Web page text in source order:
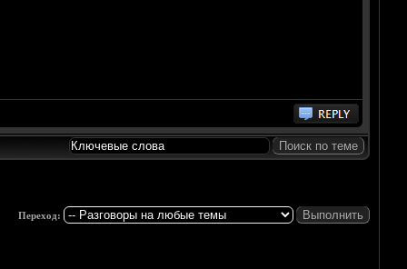
Переход: